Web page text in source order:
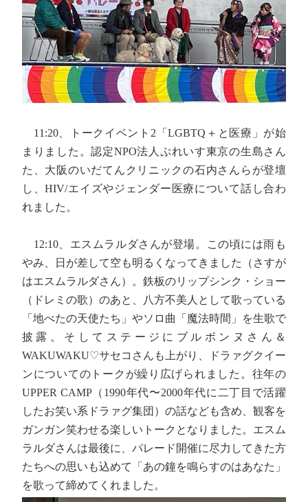
11:20、トークイベント2「LGBTQ＋と医療」が始
まりました。認定NPO法人ぷれいす東京の生島さん
た、大阪のいだてんクリニックの石内さんらが登壇
し、HIV/エイズやジェンダー医療について話し合わ
れました。
12:10、エスムラルダさんが登場。この頃には雨も
やみ、日が差して空も明るくなってきました（さすが
はエスムラルダさん）。鉄板のリップシンク・ショー
（ドレミの歌）のあと、八方不美人として歌っている
「地べたの天使たち」やソロ曲「魔法時間」を生歌で
披露。そしてステージにブルボンヌさん＆
WAKUWAKU♡サセコさんも上がり、ドラァグクイー
ンについてのトークが繰り広げられました。往年の
UPPER CAMP（1990年代〜2000年代に二丁目で活躍
したお笑い系ドラァグ集団）の話なども含め、観客を
ガンガン笑わせる楽しいトークとなりました。エスム
ラルダさんは最後に、パレード開催に尽力してきた方
たちへの思いも込めて「あの鐘を鳴らすのはあなた」
を歌って締めてくれました。